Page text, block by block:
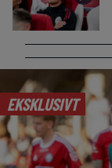
EKSKLUSIVT